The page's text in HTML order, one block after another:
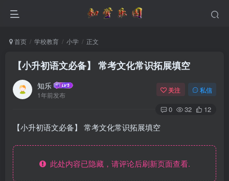
首页 学校教育 小学 正文
【小升初语文必备】 常考文化常识拓展填空
知乐
1年前发布
关注 私信
0 32 12
【小升初语文必备】 常考文化常识拓展填空
此处内容已隐藏，请评论后刷新页面查看.